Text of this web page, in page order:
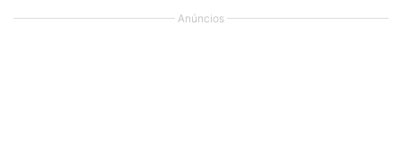
Anúncios